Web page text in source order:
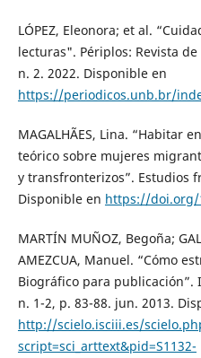
LÓPEZ, Eleonora; et al.
lecturas". Périplos: Revista
n. 2. 2022. Disponible en
https://periodicos.unb.br/
MAGALHÃES, Lina. “Habitar
teórico sobre mujeres
y transfronterizos”. Estudios
Disponible en https://doi.org/
MARTÍN MUÑOZ, Begoña;
AMEZCUA, Manuel. “Cómo
Biográfico para publicación”.
n. 1-2, p. 83-88. jun. 2013.
http://scielo.isciii.es/
script=sci_arttext&pid=S1132-